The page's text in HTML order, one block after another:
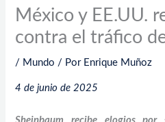
México y EE.UU.
contra el tráfico
/ Mundo / Por Enrique Muñoz
4 de junio de 2025